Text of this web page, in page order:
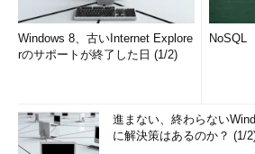
Windows 8、古いInternet Explore
rのサポートが終了した日 (1/2)
NoSQL
進まない、終わらない
に解決策はあるのか？ (1/